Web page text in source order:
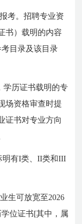
考。招聘专业资
书）载明的内容
目录及该目录
学历证书载明的专
场资格审查时提
证书对专业方向
明有I类、II类和III
生可放宽至2026
位证书[其中，属